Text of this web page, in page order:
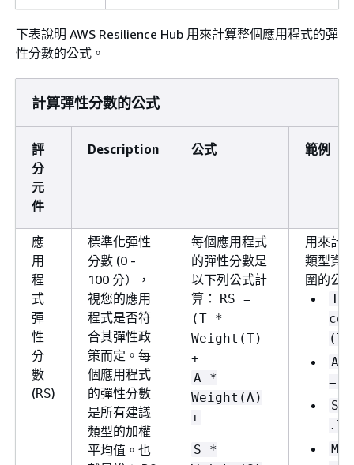
下表說明 AWS Resilience Hub 用來計算整個應用程式的彈
性分數的公式。
計算彈性分數的公式
評
分
元
件
Description 公式 範例
應
用
程
式
彈
性
分
數
(RS)
標準化彈性
分數 (0 -
100 分），
視您的應用
程式是否符
合其彈性政
策而定。每
個應用程式
的彈性分數
是所有建議
類型的加權
平均值。也
每個應用程式
的彈性分數是
以下列公式計
算：
RS =
(T *
Weight(T)
+
A *
Weight(A)
+
S *
用來計
類型資
圍的公
=
.75